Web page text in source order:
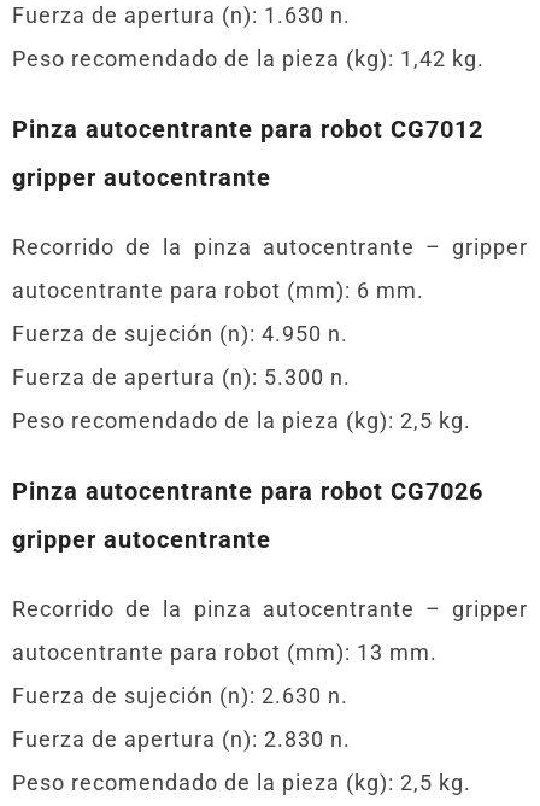
Fuerza de apertura (n): 1.630 n.
Peso recomendado de la pieza (kg): 1,42 kg.
Pinza autocentrante para robot CG7012
gripper autocentrante
Recorrido de la pinza autocentrante – gripper
autocentrante para robot (mm): 6 mm.
Fuerza de sujeción (n): 4.950 n.
Fuerza de apertura (n): 5.300 n.
Peso recomendado de la pieza (kg): 2,5 kg.
Pinza autocentrante para robot CG7026
gripper autocentrante
Recorrido de la pinza autocentrante – gripper
autocentrante para robot (mm): 13 mm.
Fuerza de sujeción (n): 2.630 n.
Fuerza de apertura (n): 2.830 n.
Peso recomendado de la pieza (kg): 2,5 kg.